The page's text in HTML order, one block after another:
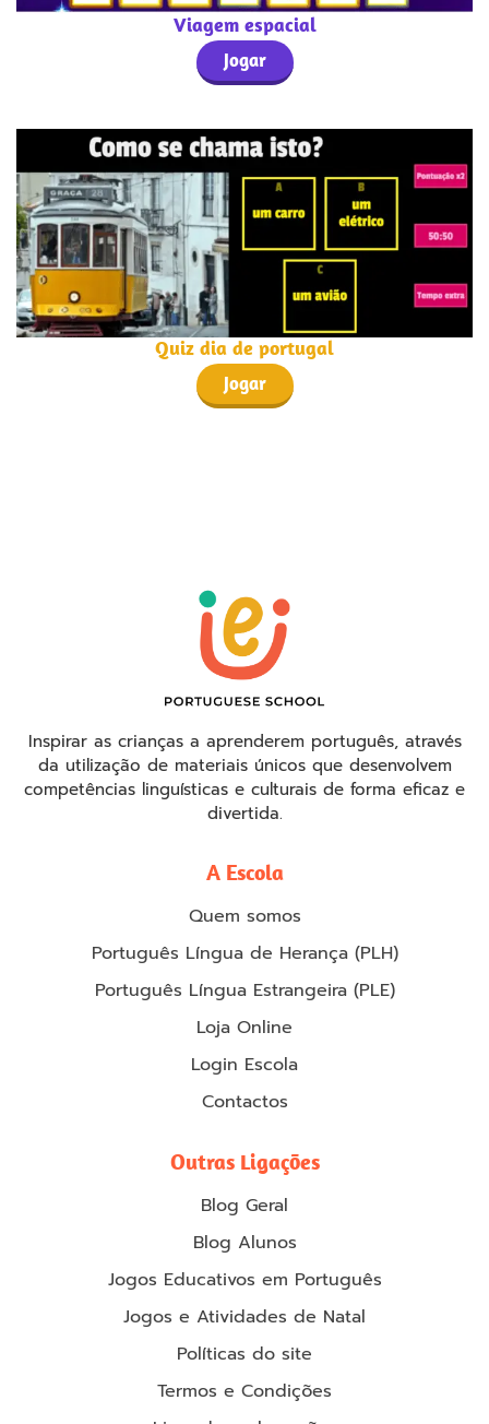
Viagem espacial
Jogar
Quiz dia de portugal
Jogar
Inspirar as crianças a aprenderem português, através
da utilização de materiais únicos que desenvolvem
competências linguísticas e culturais de forma eficaz e
divertida.
A Escola
Quem somos
Português Língua de Herança (PLH)
Português Língua Estrangeira (PLE)
Loja Online
Login Escola
Contactos
Outras Ligações
Blog Geral
Blog Alunos
Jogos Educativos em Português
Jogos e Atividades de Natal
Políticas do site
Termos e Condições